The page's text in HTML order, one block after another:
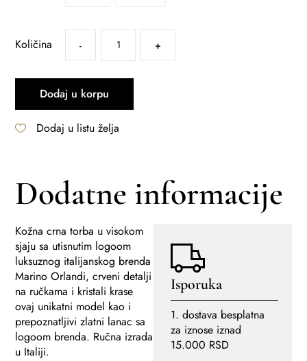
Količina - +
Dodaj u korpu
Dodaj u listu želja
Dodatne informacije
Kožna crna torba u visokom
sjaju sa utisnutim logoom
luksuznog italijanskog brenda
Marino Orlandi, crveni detalji
na ručkama i kristali krase
ovaj unikatni model kao i
prepoznatljivi zlatni lanac sa
logoom brenda. Ručna izrada
u Italiji.
Isporuka
1. dostava besplatna
za iznose iznad
15.000 RSD